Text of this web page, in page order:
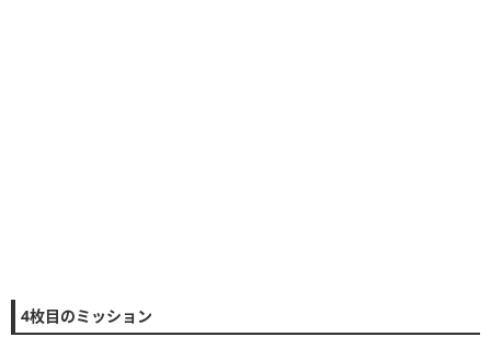
4枚目のミッション